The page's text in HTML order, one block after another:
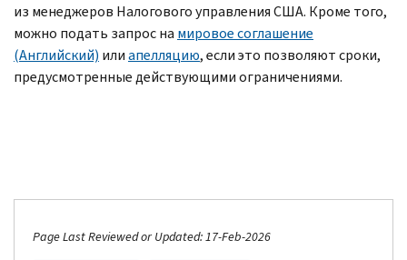
из менеджеров Налогового управления США. Кроме того,
можно подать запрос на мировое соглашение
(Английский) илиапелляцию, если это позволяют сроки,
предусмотренные действующими ограничениями.
Page Last Reviewed or Updated: 17-Feb-2026